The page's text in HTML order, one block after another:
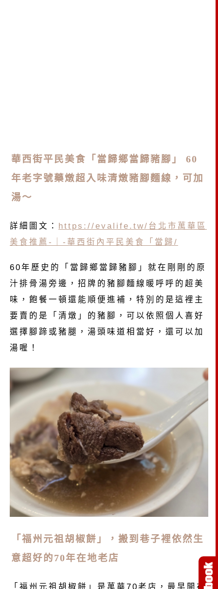
華西街平民美食「當歸鄉當歸豬腳」 60
年老字號藥燉超入味清燉豬腳麵線，可加
湯～
詳細圖文： https://evalife.tw/台北市萬華區
美食推薦-｜-華西街內平民美食「當歸/
60年歷史的「當歸鄉當歸豬腳」就在剛剛的原
汁排骨湯旁邊，招牌的豬腳麵線暖呼呼的超美
味，飽餐一頓還能順便進補，特別的是這裡主
要賣的是「清燉」的豬腳，可以依照個人喜好
選擇腳蹄或豬腿，湯頭味道相當好，還可以加
湯喔！
「福州元祖胡椒餅」，搬到巷子裡依然生
意超好的70年在地老店
「福州元祖胡椒餅」是萬華70老店，最早開在